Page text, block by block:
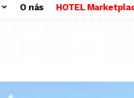
O nás HOTEL